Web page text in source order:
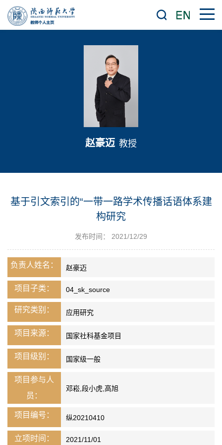
赵豪迈 教授
基于引文索引的“一带一路学术传播话语体系建
构研究
发布时间： 2021/12/29
负责人姓名： 赵豪迈
项目子类： 04_sk_source
研究类别： 应用研究
项目来源： 国家社科基金项目
项目级别： 国家级一般
项目参与人
员：
邓崧,段小虎,高旭
项目编号： 纵20210410
立项时间： 2021/11/01